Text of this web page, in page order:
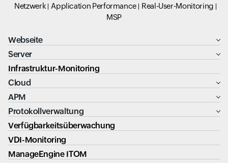
Netzwerk
Application Performance
Real-User-Monitoring
MSP
Webseite
Server
Infrastruktur-Monitoring
Cloud
APM
Protokollverwaltung
Verfügbarkeitsüberwachung
VDI-Monitoring
ManageEngine ITOM